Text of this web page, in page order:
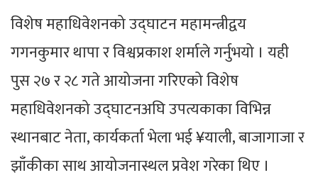
विशेष महाधिवेशनको उद्घाटन महामन्त्रीद्वय
गगनकुमार थापा र विश्वप्रकाश शर्माले गर्नुभयो । यही
पुस २७ र २८ गते आयोजना गरिएको विशेष
महाधिवेशनको उद्घाटनअघि उपत्यकाका विभिन्न
स्थानबाट नेता, कार्यकर्ता भेला भई ¥याली, बाजागाजा र
झाँकीका साथ आयोजनास्थल प्रवेश गरेका थिए ।